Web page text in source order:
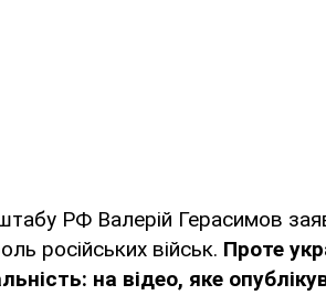
РФ Валерій Герасимов
російських військ. Проте
на відео, яке